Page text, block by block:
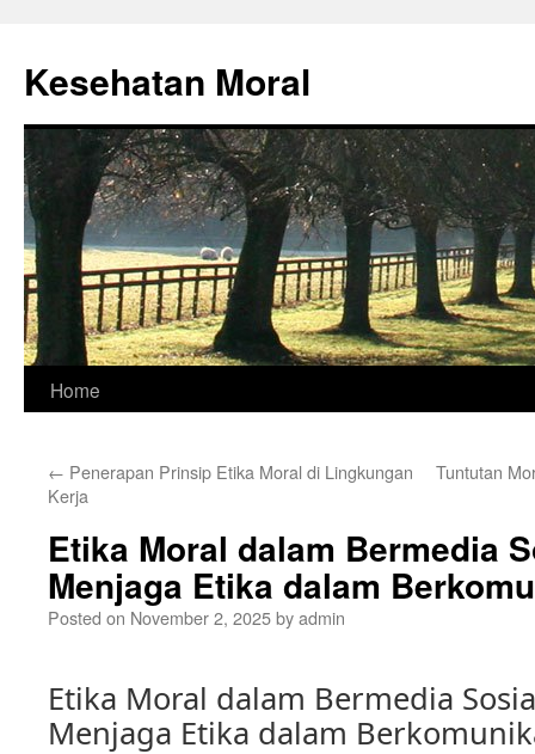
content
Kesehatan Moral
Home
← Penerapan Prinsip Etika Moral di Lingkungan
Kerja
Tuntutan
Etika Moral dalam Bermedia
Menjaga Etika dalam
Posted on November 2, 2025byadmin
Etika Moral dalam Bermedia
Menjaga Etika dalam